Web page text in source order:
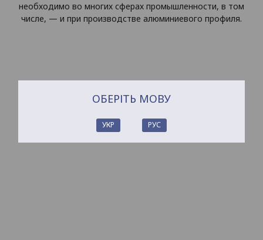
необходимо во многих сферах промышленности, в том
числе, — и при производстве алюминиевого профиля.
ОБЕРІТЬ МОВУ
УКР РУС